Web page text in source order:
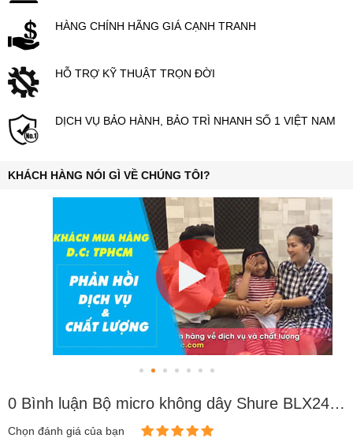
HÀNG CHÍNH HÃNG GIÁ CẠNH TRANH
HỖ TRỢ KỸ THUẬT TRỌN ĐỜI
DỊCH VỤ BẢO HÀNH, BẢO TRÌ NHANH SỐ 1 VIỆT NAM
KHÁCH HÀNG NÓI GÌ VỀ CHÚNG TÔI?
0 Bình luận Bộ micro không dây Shure BLX24A/B58 (1 mic)
Chọn đánh giá của bạn